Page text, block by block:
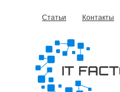
Статьи Контакты